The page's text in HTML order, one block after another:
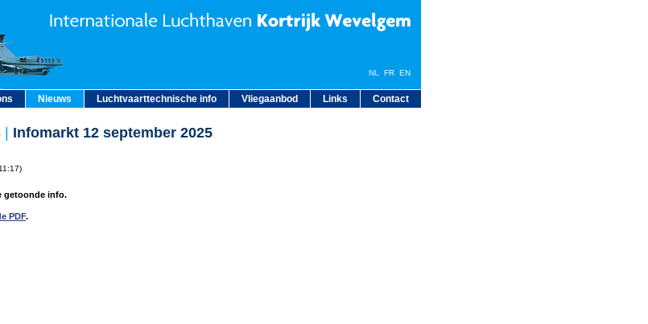
Nieuws Luchtvaarttechnische info Vliegaanbod Links Contact
NL FR EN
Infomarkt 12 september 2025
getoonde info.
PDF.